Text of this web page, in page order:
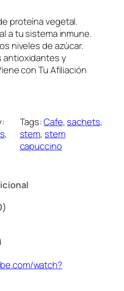
proteína vegetal.
a tu sistema inmune.
niveles de azúcar.
antioxidantes y
con Tu Afiliación
Tags:Cafe, sachets
stem, stem
capuccino
watch?